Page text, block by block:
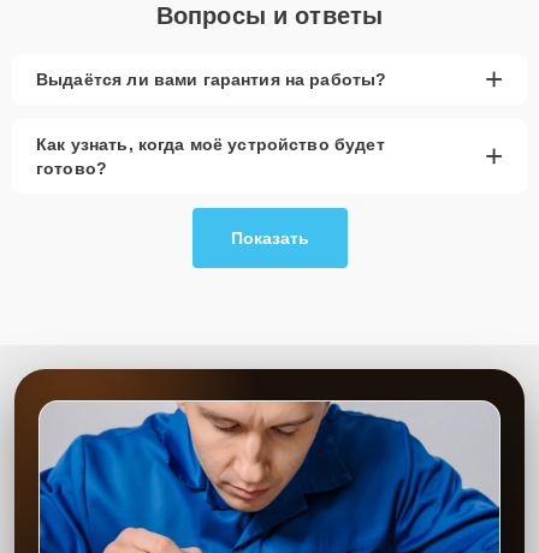
Вопросы и ответы
Выдаётся ли вами гарантия на работы? +
Как узнать, когда моё устройство будет
готово?
+
Показать